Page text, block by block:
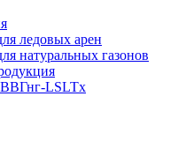
ледовых арен
натуральных газонов
LSLTx